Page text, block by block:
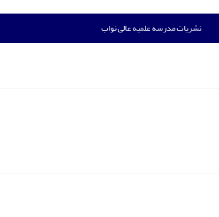
نشریات مدرسه علمیه عالی نواب